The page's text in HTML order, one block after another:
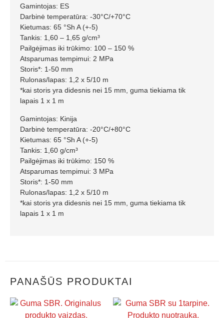
Gamintojas: ES
Darbinė temperatūra: -30°C/+70°C
Kietumas: 65 °Sh A (+-5)
Tankis: 1,60 – 1,65 g/cm³
Pailgėjimas iki trūkimo: 100 – 150 %
Atsparumas tempimui: 2 MPa
Storis*: 1-50 mm
Rulonas/lapas: 1,2 x 5/10 m
*kai storis yra didesnis nei 15 mm, guma tiekiama tik
lapais 1 x 1 m
Gamintojas: Kinija
Darbinė temperatūra: -20°C/+80°C
Kietumas: 65 °Sh A (+-5)
Tankis: 1,60 g/cm³
Pailgėjimas iki trūkimo: 150 %
Atsparumas tempimui: 3 MPa
Storis*: 1-50 mm
Rulonas/lapas: 1,2 x 5/10 m
*kai storis yra didesnis nei 15 mm, guma tiekiama tik
lapais 1 x 1 m
PANAŠŪS PRODUKTAI